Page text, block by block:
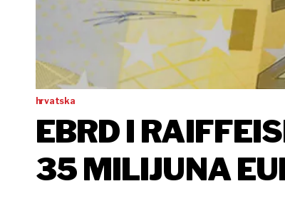
hrvatska
EBRD I
35 MILIJUNA